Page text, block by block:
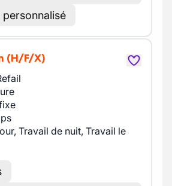
(H/F/X)
Travail de nuit, Travail le